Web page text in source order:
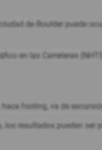
de Boulder puede
en las Carreteras
footing, va de
resultados pueden ser